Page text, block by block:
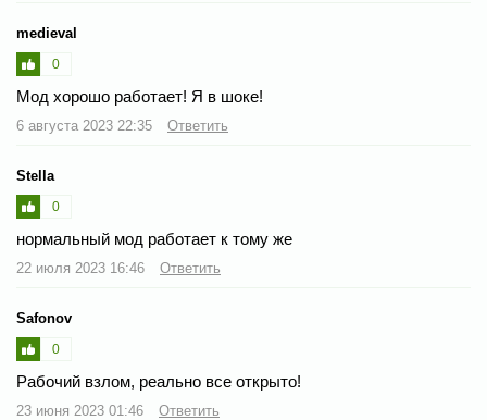
medieval
0
Мод хорошо работает! Я в шоке!
6 августа 2023 22:35 Ответить
Stella
0
нормальный мод работает к тому же
22 июля 2023 16:46 Ответить
Safonov
0
Рабочий взлом, реально все открыто!
23 июня 2023 01:46 Ответить